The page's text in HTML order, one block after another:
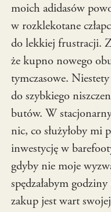
moich adidasów
w rozklekotane
do lekkiej frustracji.
że kupno nowego
tymczasowe.
do szybkiego
butów. W
nic, co służyłoby mi
inwestycję w
gdyby nie moje
spędzałabym
zakup jest wart